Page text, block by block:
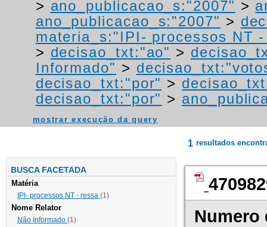
> ano_publicacao_s:"2007" >
ano_publicacao_s:"2007" >
materia_s:"IPI- processos NT
> decisao_txt:"ao" >
Informado" >
decisao_txt:"por" >
decisao_txt:"por" >
mostrar execução da query
BUSCA FACETADA
Matéria
IPI- processos NT - ressa (1)
Nome Relator
Não Informado (1)
1 resultados
Numero